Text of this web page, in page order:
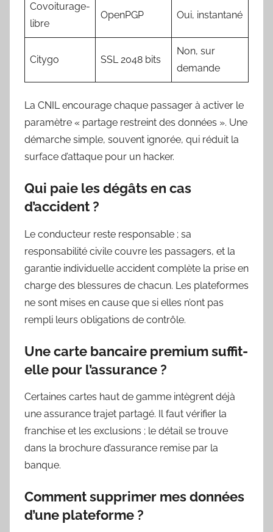
Covoiturage-
libre
OpenPGP Oui, instantané
Citygo SSL 2048 bits
Non, sur
demande
La CNIL encourage chaque passager à activer le
paramètre « partage restreint des données ». Une
démarche simple, souvent ignorée, qui réduit la
surface d’attaque pour un hacker.
Qui paie les dégâts en cas
d’accident ?
Le conducteur reste responsable ; sa
responsabilité civile couvre les passagers, et la
garantie individuelle accident complète la prise en
charge des blessures de chacun. Les plateformes
ne sont mises en cause que si elles n’ont pas
rempli leurs obligations de contrôle.
Une carte bancaire premium suffit-
elle pour l’assurance ?
Certaines cartes haut de gamme intègrent déjà
une assurance trajet partagé. Il faut vérifier la
franchise et les exclusions ; le détail se trouve
dans la brochure d’assurance remise par la
banque.
Comment supprimer mes données
d’une plateforme ?